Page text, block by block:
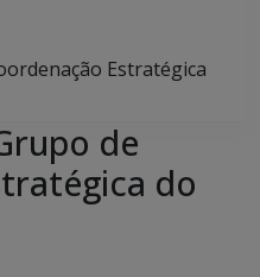
Estratégica
de
do